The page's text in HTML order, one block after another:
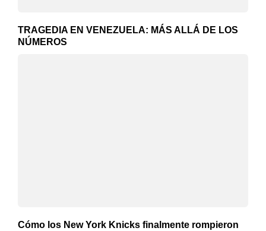
TRAGEDIA EN VENEZUELA: MÁS ALLÁ DE LOS
NÚMEROS
Cómo los New York Knicks finalmente rompieron